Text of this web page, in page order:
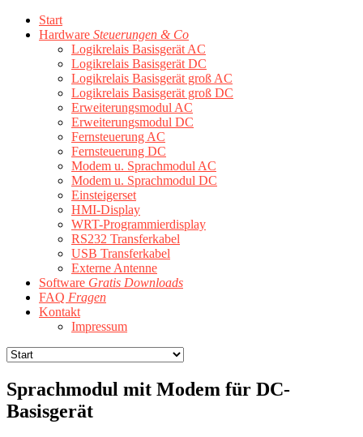
Start
Hardware Steuerungen & Co
Logikrelais Basisgerät AC
Logikrelais Basisgerät DC
Logikrelais Basisgerät groß AC
Logikrelais Basisgerät groß DC
Erweiterungsmodul AC
Erweiterungsmodul DC
Fernsteuerung AC
Fernsteuerung DC
Modem u. Sprachmodul AC
Modem u. Sprachmodul DC
Einsteigerset
HMI-Display
WRT-Programmierdisplay
RS232 Transferkabel
USB Transferkabel
Externe Antenne
Software Gratis Downloads
FAQ Fragen
Kontakt
Impressum
Sprachmodul mit Modem für DC-
Basisgerät